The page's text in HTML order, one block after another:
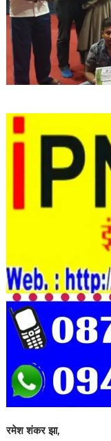
रमेश शंकर झा,